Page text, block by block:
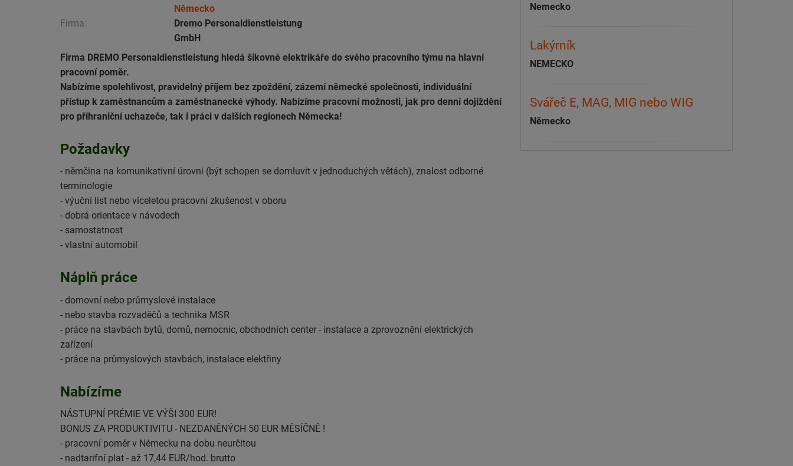
Německo
Firma:
Dremo Personaldienstleistung
GmbH
Firma DREMO Personaldienstleistung hledá šikovné elektrikáře do svého pracovního týmu na hlavní
pracovní poměr.
Nabízíme spolehlivost, pravidelný příjem bez zpoždění, zázemí německé společnosti, individuální
přístup k zaměstnancům a zaměstnanecké výhody. Nabízíme pracovní možnosti, jak pro denní dojíždění
pro příhraniční uchazeče, tak i práci v dalších regionech Německa!
Požadavky
- němčina na komunikativní úrovni (být schopen se domluvit v jednoduchých větách), znalost odborné
terminologie
- výuční list nebo víceletou pracovní zkušenost v oboru
- dobrá orientace v návodech
- samostatnost
- vlastní automobil
Náplň práce
- domovní nebo průmyslové instalace
- nebo stavba rozvaděčů a technika MSR
- práce na stavbách bytů, domů, nemocnic, obchodních center - instalace a zprovoznění elektrických
zařízení
- práce na průmyslových stavbách, instalace elektřiny
Nabízíme
NÁSTUPNÍ PRÉMIE VE VÝŠI 300 EUR!
BONUS ZA PRODUKTIVITU - NEZDANĚNÝCH 50 EUR MĚSÍČNĚ !
- pracovní poměr v Německu na dobu neurčitou
- nadtarifní plat - až 17,44 EUR/hod. brutto
Nemecko
Lakýrník
NEMECKO
Svářeč E, MAG, MIG nebo WIG
Německo